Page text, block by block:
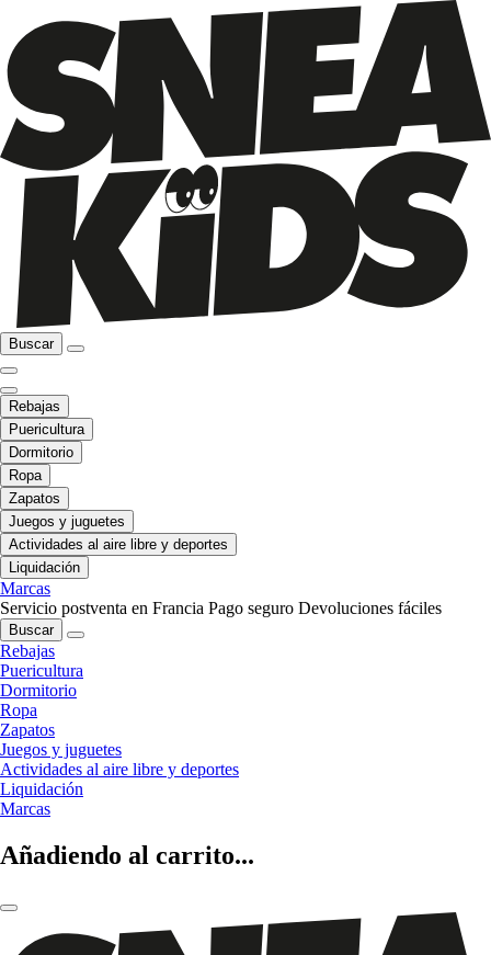
Buscar
Rebajas
Puericultura
Dormitorio
Ropa
Zapatos
Juegos y juguetes
Actividades al aire libre y deportes
Liquidación
Marcas
Servicio postventa en Francia Pago seguro Devoluciones fáciles
Buscar
Rebajas
Puericultura
Dormitorio
Ropa
Zapatos
Juegos y juguetes
Actividades al aire libre y deportes
Liquidación
Marcas
Añadiendo al carrito...